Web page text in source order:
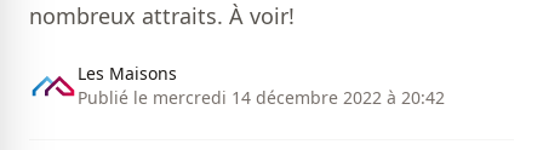
nombreux attraits. À voir!
Les Maisons
Publié le mercredi 14 décembre 2022 à 20:42